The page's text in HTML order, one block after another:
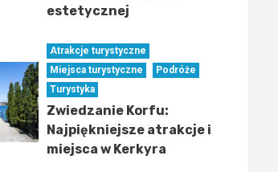
estetycznej
Atrakcje turystyczne
Miejsca turystyczne
Podróże
Turystyka
Zwiedzanie Korfu:
Najpiękniejsze atrakcje i
miejsca w Kerkyra